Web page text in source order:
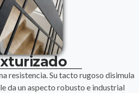
resistencia. Su tacto rugoso disimula
da un aspecto robusto e industrial